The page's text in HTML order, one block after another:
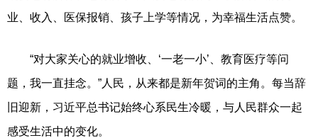
业、收入、医保报销、孩子上学等情况，为幸福生活点赞。
“对大家关心的就业增收、‘一老一小’、教育医疗等问
题，我一直挂念。”人民，从来都是新年贺词的主角。每当辞
旧迎新，习近平总书记始终心系民生冷暖，与人民群众一起
感受生活中的变化。